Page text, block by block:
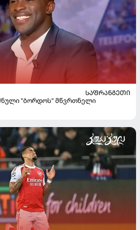
ᲡᲐᲤᲠᲐᲜᲒᲔᲗᲘ
"ბორდოს" მწვრთნელი